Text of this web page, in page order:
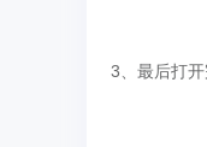
3、最后打开